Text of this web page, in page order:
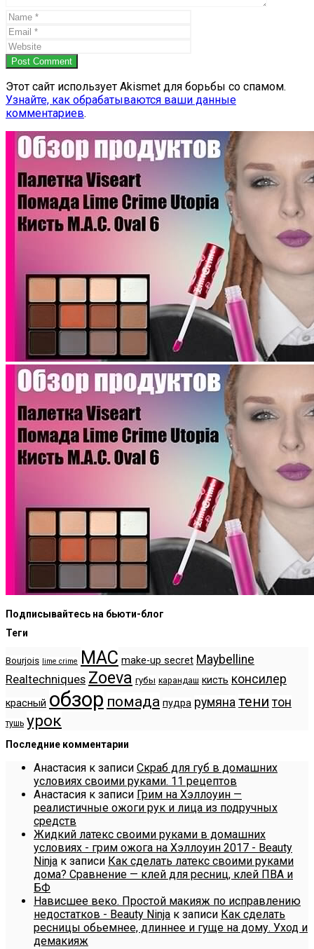
Post Comment
Этот сайт использует Akismet для борьбы со спамом.
Узнайте, как обрабатываются ваши данные
комментариев.
Подписывайтесь на бьюти-блог
Теги
Bourjois lime crime MAC make-up secret Maybelline
Realtechniques Zoeva губы карандаш кисть консилер
красный обзор помада пудра румяна тени тон
тушь урок
Последние комментарии
Анастасия к записи Скраб для губ в домашних
условиях своими руками. 11 рецептов
Анастасия к записи Грим на Хэллоуин —
реалистичные ожоги рук и лица из подручных
средств
Жидкий латекс своими руками в домашних
условиях - грим ожога на Хэллоуин 2017 - Beauty
Ninja к записи Как сделать латекс своими руками
дома? Сравнение — клей для ресниц, клей ПВА и
БФ
Нависшее веко. Простой макияж по исправлению
недостатков - Beauty Ninja к записи Как сделать
ресницы обьемнее, длиннее и гуще на дому. Уход и
демакияж